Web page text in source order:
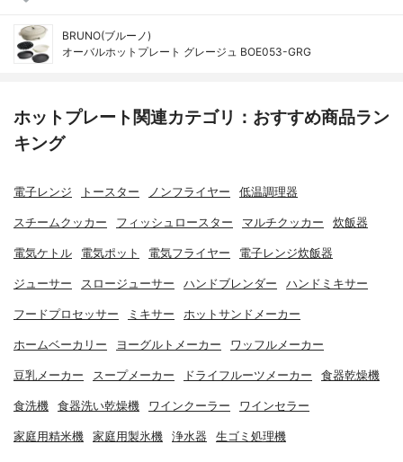
BRUNO(ブルーノ)
オーバルホットプレート グレージュ BOE053-GRG
ホットプレート関連カテゴリ：おすすめ商品ラン
キング
電子レンジ トースター ノンフライヤー 低温調理器
スチームクッカー フィッシュロースター マルチクッカー 炊飯器
電気ケトル 電気ポット 電気フライヤー 電子レンジ炊飯器
ジューサー スロージューサー ハンドブレンダー ハンドミキサー
フードプロセッサー ミキサー ホットサンドメーカー
ホームベーカリー ヨーグルトメーカー ワッフルメーカー
豆乳メーカー スープメーカー ドライフルーツメーカー 食器乾燥機
食洗機 食器洗い乾燥機 ワインクーラー ワインセラー
家庭用精米機 家庭用製氷機 浄水器 生ゴミ処理機